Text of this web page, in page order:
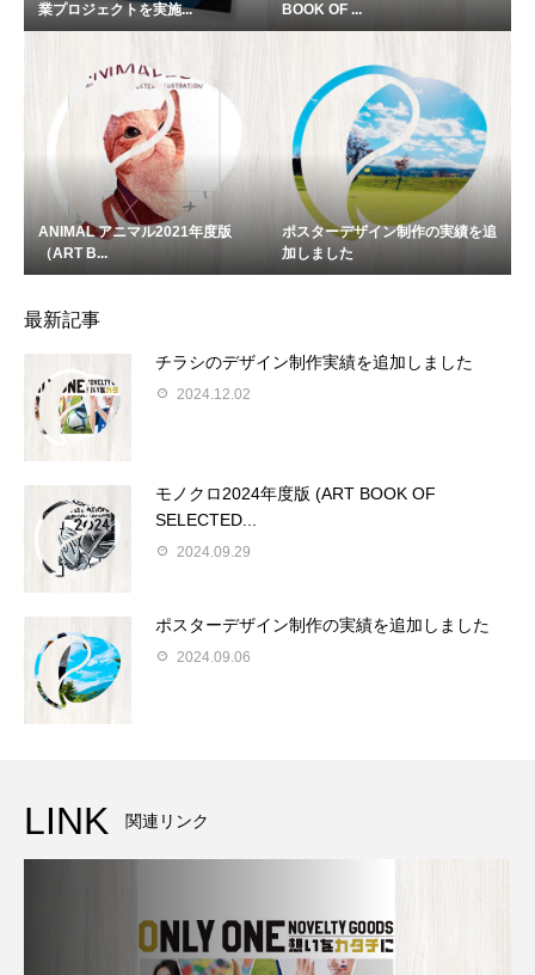
業プロジェクトを実施...
BOOK OF ...
ANIMAL アニマル2021年度版
（ART B...
ポスターデザイン制作の実績を追
加しました
最新記事
チラシのデザイン制作実績を追加しました
2024.12.02
モノクロ2024年度版 (ART BOOK OF
SELECTED...
2024.09.29
ポスターデザイン制作の実績を追加しました
2024.09.06
LINK 関連リンク